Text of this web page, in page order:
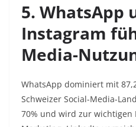
5. WhatsApp
Instagram
Media-
WhatsApp dominiert mit
Schweizer Social-Media-
70% und wird zur